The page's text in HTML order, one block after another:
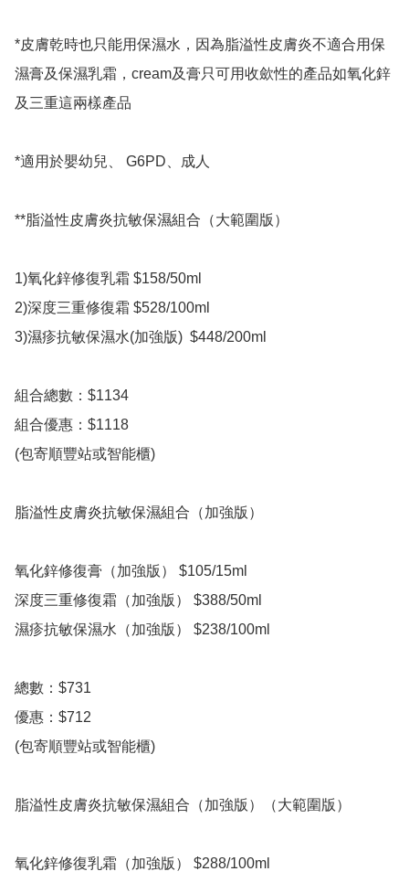
*皮膚乾時也只能用保濕水，因為脂溢性皮膚炎不適合用保
濕膏及保濕乳霜，cream及膏只可用收歛性的產品如氧化鋅
及三重這兩樣產品
*適用於嬰幼兒、 G6PD、成人
**脂溢性皮膚炎抗敏保濕組合（大範圍版）
1)氧化鋅修復乳霜 $158/50ml
2)深度三重修復霜 $528/100ml
3)濕疹抗敏保濕水(加強版)  $448/200ml
組合總數：$1134
組合優惠：$1118
(包寄順豐站或智能櫃)
脂溢性皮膚炎抗敏保濕組合（加強版）
氧化鋅修復膏（加強版） $105/15ml
深度三重修復霜（加強版） $388/50ml
濕疹抗敏保濕水（加強版） $238/100ml
總數：$731
優惠：$712
(包寄順豐站或智能櫃)
脂溢性皮膚炎抗敏保濕組合（加強版）（大範圍版）
氧化鋅修復乳霜（加強版） $288/100ml